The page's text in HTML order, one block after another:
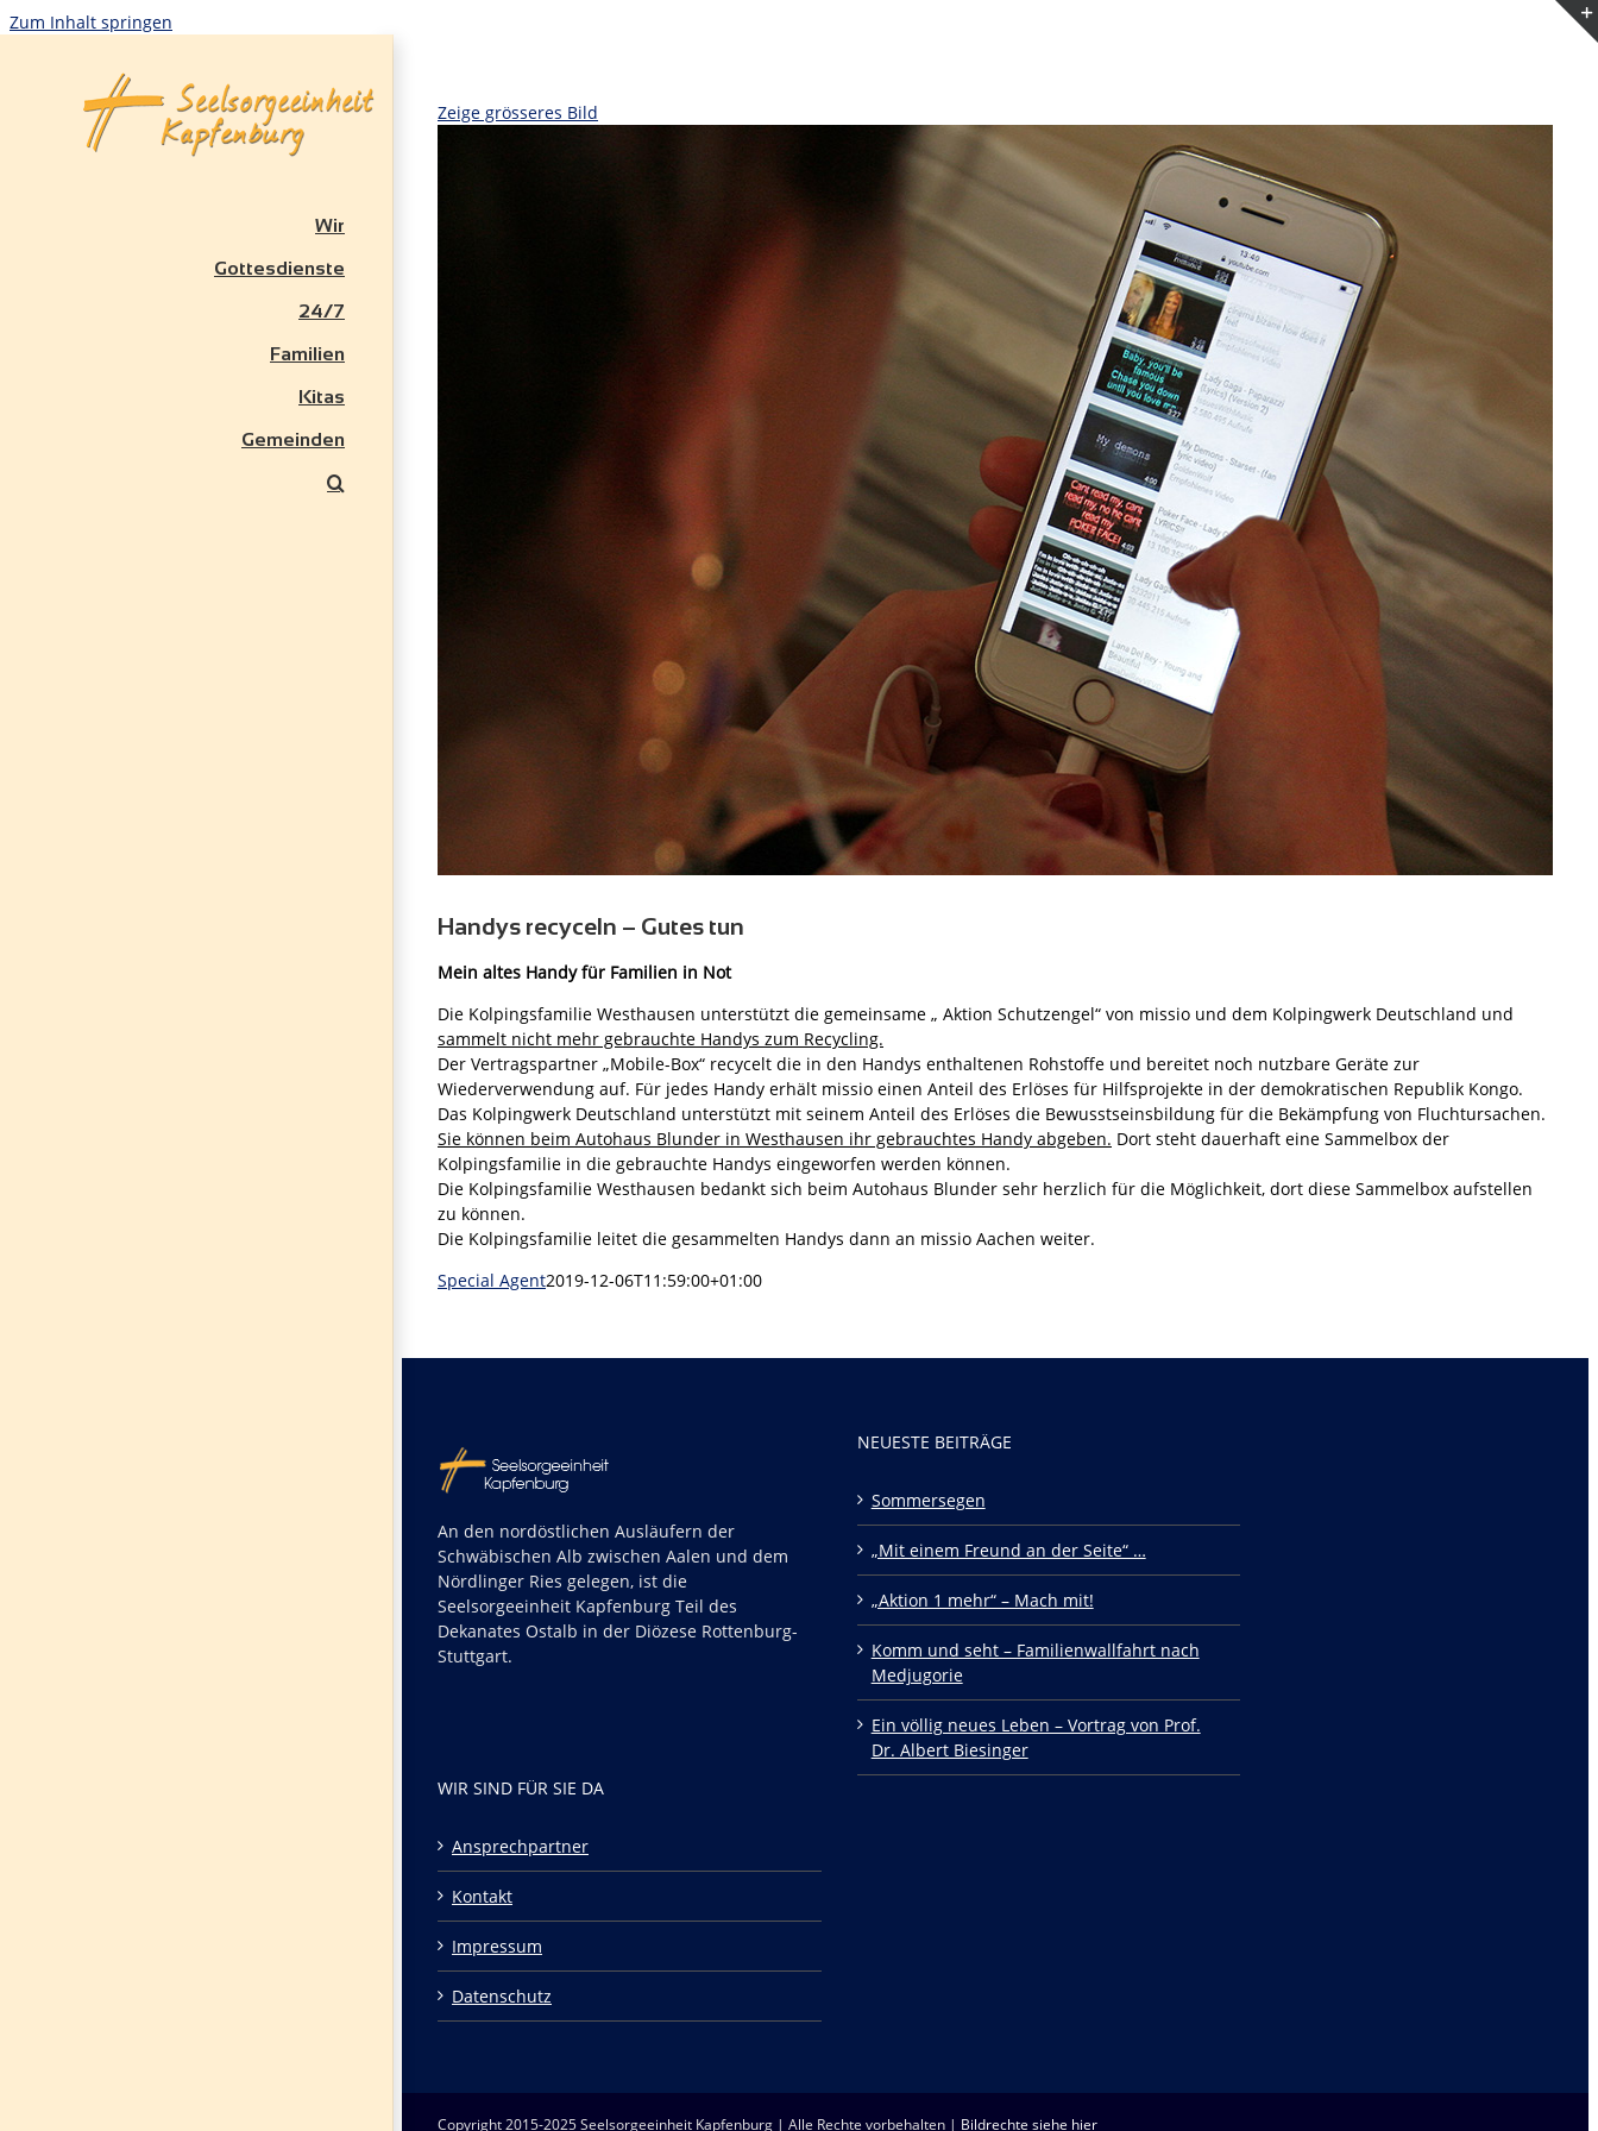
Zum Inhalt springen
Wir
Gottesdienste
24/7
Familien
Kitas
Gemeinden
Zeige grösseres Bild
Handys recyceln – Gutes tun
Mein altes Handy für Familien in Not
Die Kolpingsfamilie Westhausen unterstützt die gemeinsame „ Aktion Schutzengel“ von missio und dem Kolpingwerk Deutschland und
sammelt nicht mehr gebrauchte Handys zum Recycling.
Der Vertragspartner „Mobile-Box“ recycelt die in den Handys enthaltenen Rohstoffe und bereitet noch nutzbare Geräte zur
Wiederverwendung auf. Für jedes Handy erhält missio einen Anteil des Erlöses für Hilfsprojekte in der demokratischen Republik Kongo.
Das Kolpingwerk Deutschland unterstützt mit seinem Anteil des Erlöses die Bewusstseinsbildung für die Bekämpfung von Fluchtursachen.
Sie können beim Autohaus Blunder in Westhausen ihr gebrauchtes Handy abgeben. Dort steht dauerhaft eine Sammelbox der
Kolpingsfamilie in die gebrauchte Handys eingeworfen werden können.
Die Kolpingsfamilie Westhausen bedankt sich beim Autohaus Blunder sehr herzlich für die Möglichkeit, dort diese Sammelbox aufstellen
zu können.
Die Kolpingsfamilie leitet die gesammelten Handys dann an missio Aachen weiter.
Special Agent2019-12-06T11:59:00+01:00
An den nordöstlichen Ausläufern der
Schwäbischen Alb zwischen Aalen und dem
Nördlinger Ries gelegen, ist die
Seelsorgeeinheit Kapfenburg Teil des
Dekanates Ostalb in der Diözese Rottenburg-
Stuttgart.
NEUESTE BEITRÄGE
Sommersegen
„Mit einem Freund an der Seite“ …
„Aktion 1 mehr“ – Mach mit!
Komm und seht – Familienwallfahrt nach
Medjugorie
Ein völlig neues Leben – Vortrag von Prof.
Dr. Albert Biesinger
WIR SIND FÜR SIE DA
Ansprechpartner
Kontakt
Impressum
Datenschutz
Copyright 2015-2025 Seelsorgeeinheit Kapfenburg | Alle Rechte vorbehalten | Bildrechte siehe hier